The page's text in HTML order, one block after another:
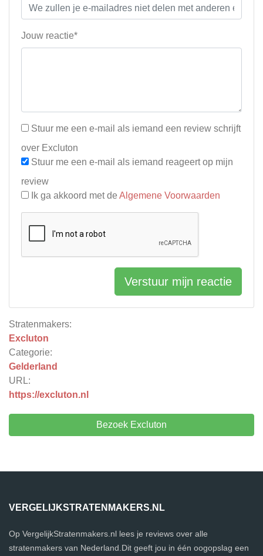
Stratenmakers:
Excluton
Categorie:
Gelderland
URL:
https://excluton.nl
Bezoek Excluton
Jouw reactie*
Stuur me een e-mail als iemand een review schrijft
over Excluton
Stuur me een e-mail als iemand reageert op mijn
review
Ik ga akkoord met de Algemene Voorwaarden
Verstuur mijn reactie
VERGELIJKSTRATENMAKERS.NL
Op VergelijkStratenmakers.nl lees je reviews over alle
stratenmakers van Nederland.Dit geeft jou in één oogopslag een